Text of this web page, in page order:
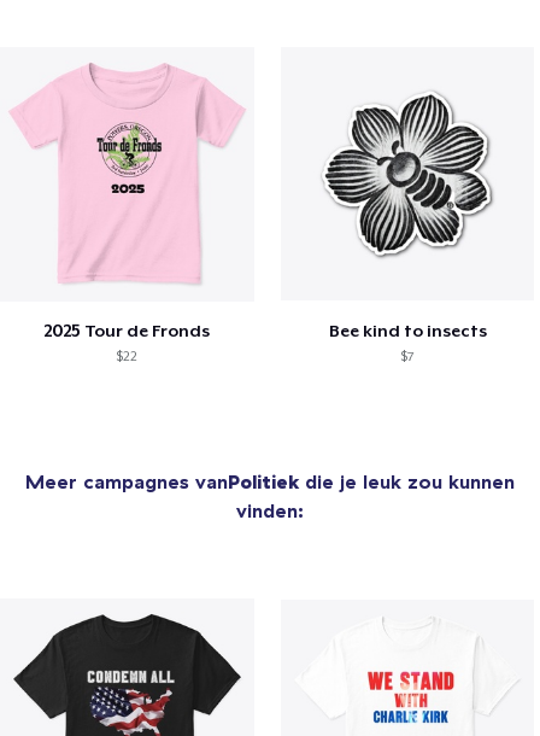
2025 Tour de Fronds
$22
Bee kind to insects
$7
Meer campagnes vanPolitiek die je leuk zou kunnen
vinden: